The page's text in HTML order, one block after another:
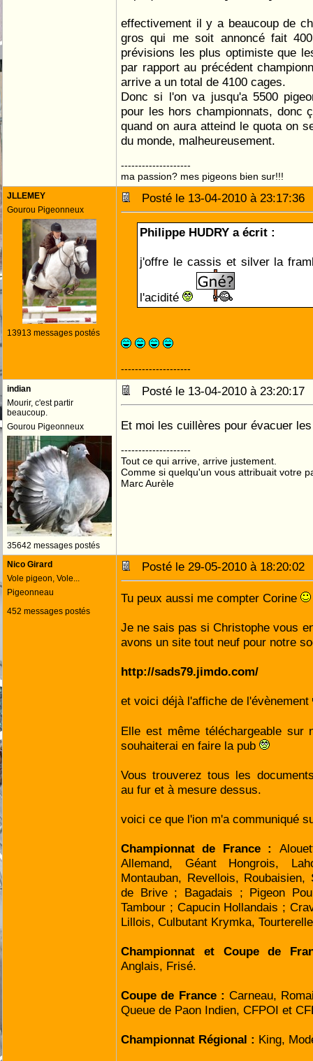
effectivement il y a beaucoup de
gros qui me soit annoncé fait
prévisions les plus optimiste que
par rapport au précédent
arrive a un total de 4100 cages.
Donc si l'on va jusqu'a 5500
pour les hors championnats, donc
quand on aura atteind le quota on
du monde, malheureusement.
--------------------
ma passion? mes pigeons bien sur!!!
JLLEMEY
Gourou Pigeonneux
13913 messages postés
Posté le 13-04-2010 à
Philippe HUDRY a écrit :
j'offre le cassis et silver la
l'acidité
--------------------
indian
Mourir, c'est partir
beaucoup.
Gourou Pigeonneux
35642 messages postés
Posté le 13-04-2010 à
Et moi les cuillères pour évacuer
--------------------
Tout ce qui arrive, arrive justement.
Comme si quelqu'un vous attribuait votre
Marc Aurèle
Nico Girard
Vole pigeon, Vole...
Pigeonneau
452 messages postés
Posté le 29-05-2010 à
Tu peux aussi me compter Corine
Je ne sais pas si Christophe vous
avons un site tout neuf pour notre
http://sads79.jimdo.com/
et voici déjà l'affiche de l'évènement
Elle est même téléchargeable sur
souhaiterai en faire la pub
Vous trouverez tous les
au fur et à mesure dessus.
voici ce que l'ion m'a communiqué
Championnat de France :
Allemand, Géant Hongrois,
Montauban, Revellois,
de Brive ; Bagadais ; Pigeon
Tambour ; Capucin Hollandais ;
Lillois, Culbutant Krymka,
Championnat et Coupe de
Anglais, Frisé.
Coupe de France :Carneau,
Queue de Paon Indien, CFPOI et
Championnat Régional : King,